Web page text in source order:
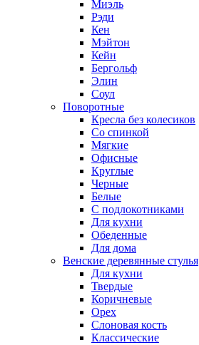
Миэль
Рэди
Кен
Мэйтон
Кейн
Бергольф
Элин
Соул
Поворотные
Кресла без колесиков
Со спинкой
Мягкие
Офисные
Круглые
Черные
Белые
С подлокотниками
Для кухни
Обеденные
Для дома
Венские деревянные стулья
Для кухни
Твердые
Коричневые
Орех
Слоновая кость
Классические